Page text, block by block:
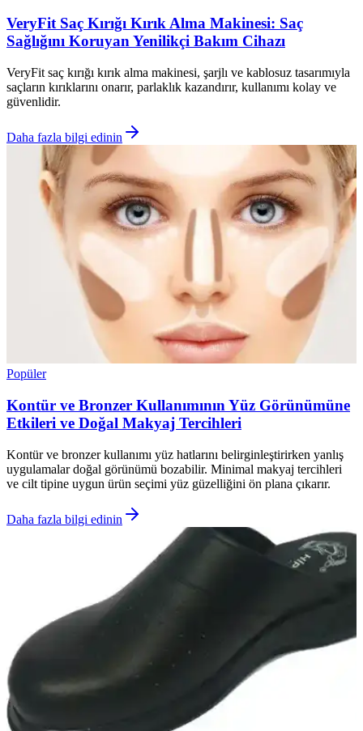
VeryFit Saç Kırığı Kırık Alma Makinesi: Saç
Sağlığını Koruyan Yenilikçi Bakım Cihazı
VeryFit saç kırığı kırık alma makinesi, şarjlı ve kablosuz tasarımıyla
saçların kırıklarını onarır, parlaklık kazandırır, kullanımı kolay ve
güvenlidir.
Daha fazla bilgi edinin
Popüler
Kontür ve Bronzer Kullanımının Yüz Görünümüne
Etkileri ve Doğal Makyaj Tercihleri
Kontür ve bronzer kullanımı yüz hatlarını belirginleştirirken yanlış
uygulamalar doğal görünümü bozabilir. Minimal makyaj tercihleri
ve cilt tipine uygun ürün seçimi yüz güzelliğini ön plana çıkarır.
Daha fazla bilgi edinin